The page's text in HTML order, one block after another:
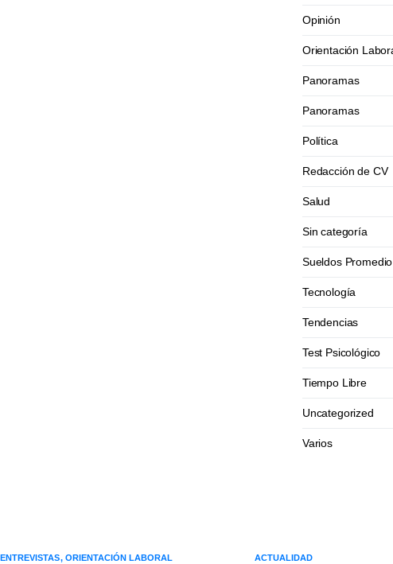
Opinión
Orientación
Panoramas
Panoramas
Política
Redacción de CV
Salud
Sin categoría
Sueldos Promedio
Tecnología
Tendencias
Test Psicológico
Tiempo Libre
Uncategorized
Varios
ENTREVISTAS ORIENTACIÓN LABORAL ACTUALIDAD